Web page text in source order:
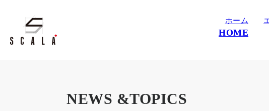
ホーム
HOME
NEWS &TOPICS